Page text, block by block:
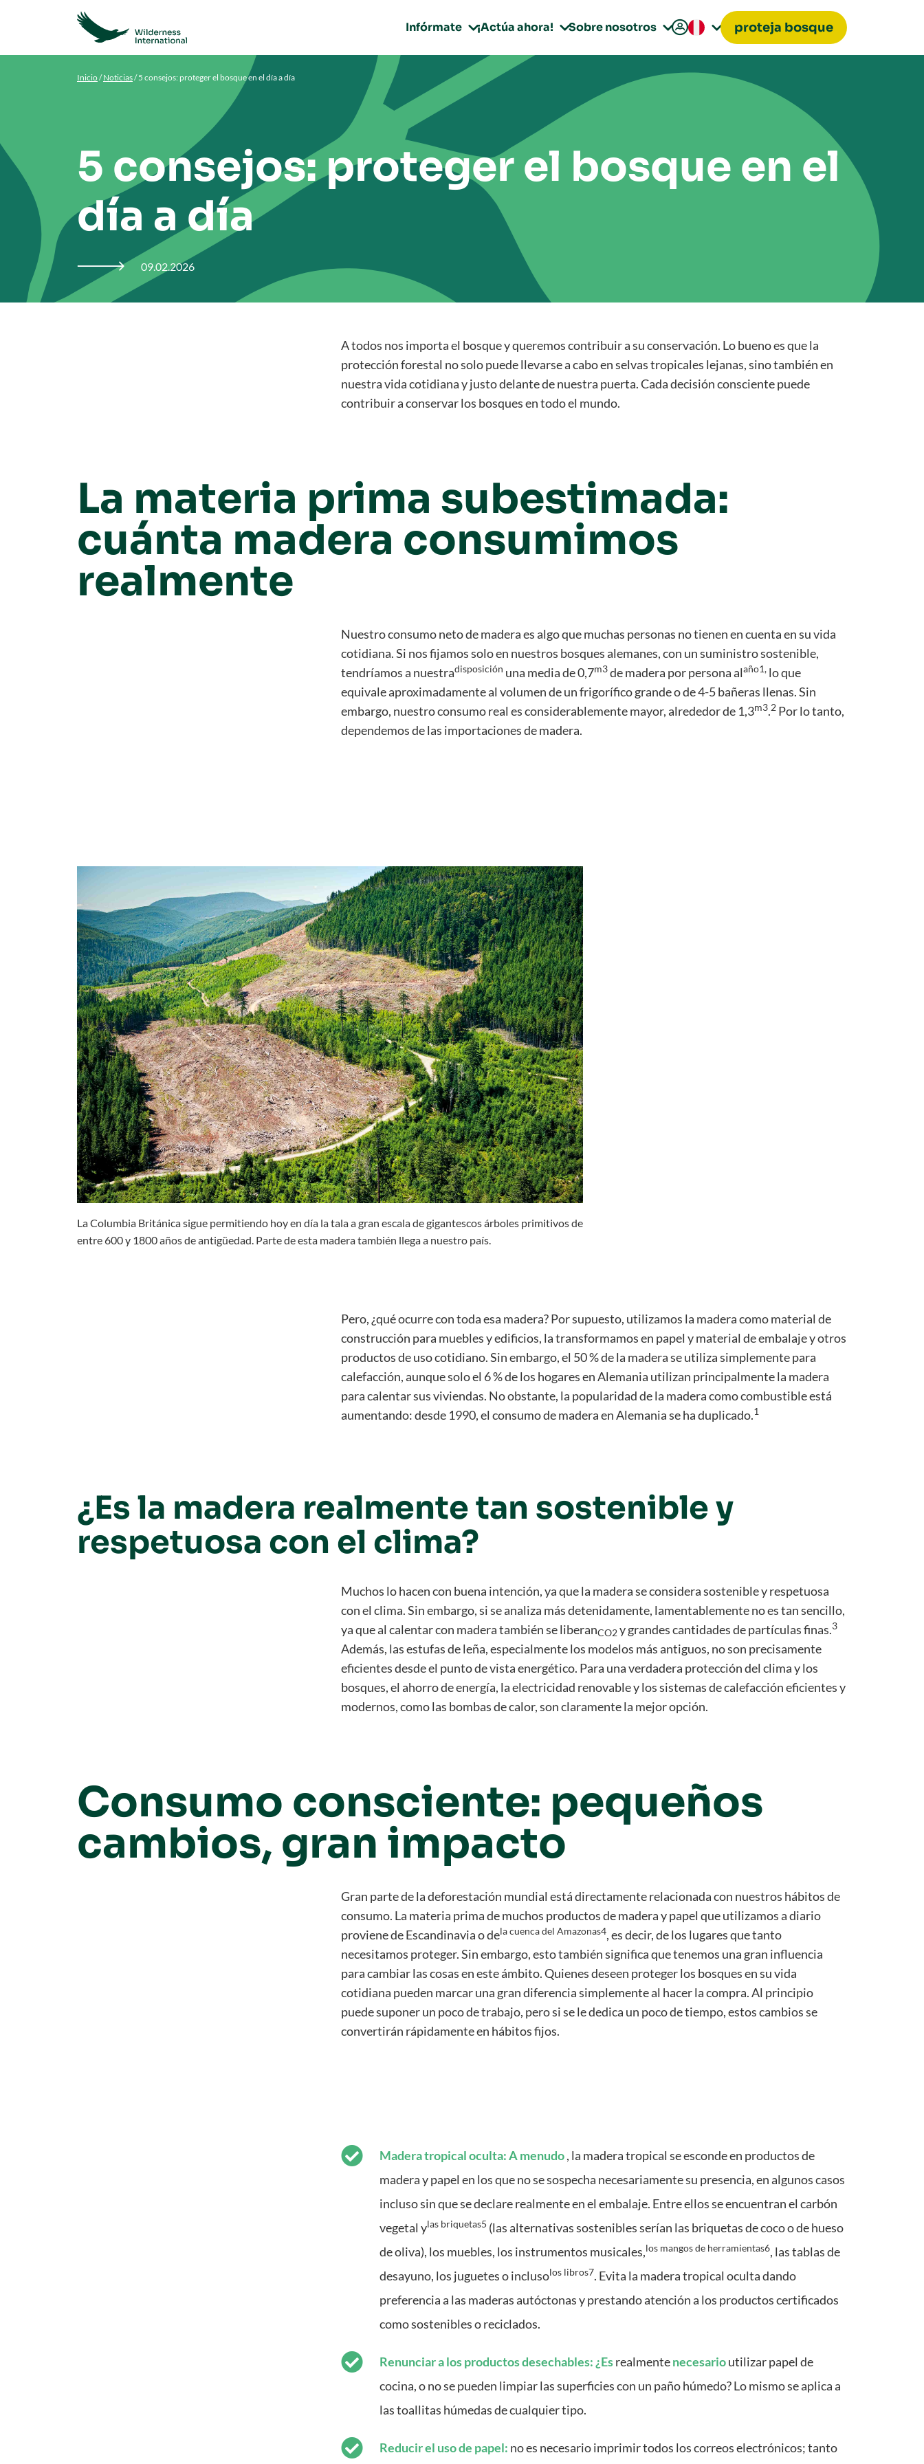
Infórmate ¡Actúa ahora! Sobre nosotros   proteja bosque
Inicio/Noticias/5 consejos: proteger el bosque en el día a día
5 consejos: proteger el bosque en el
día a día
 09.02.2026
A todos nos importa el bosque y queremos contribuir a su conservación. Lo bueno es que la
protección forestal no solo puede llevarse a cabo en selvas tropicales lejanas, sino también en
nuestra vida cotidiana y justo delante de nuestra puerta. Cada decisión consciente puede
contribuir a conservar los bosques en todo el mundo.
La materia prima subestimada:
cuánta madera consumimos
realmente
Nuestro consumo neto de madera es algo que muchas personas no tienen en cuenta en su vida
cotidiana. Si nos fijamos solo en nuestros bosques alemanes, con un suministro sostenible,
tendríamos a nuestradisposición una media de 0,7m3de madera por persona alaño1, lo que
equivale aproximadamente al volumen de un frigorífico grande o de 4-5 bañeras llenas. Sin
embargo, nuestro consumo real es considerablemente mayor, alrededor de 1,3m3.2 Por lo tanto,
dependemos de las importaciones de madera.
La Columbia Británica sigue permitiendo hoy en día la tala a gran escala de gigantescos árboles primitivos de
entre 600 y 1800 años de antigüedad. Parte de esta madera también llega a nuestro país.
Pero, ¿qué ocurre con toda esa madera? Por supuesto, utilizamos la madera como material de
construcción para muebles y edificios, la transformamos en papel y material de embalaje y otros
productos de uso cotidiano. Sin embargo, el 50 % de la madera se utiliza simplemente para
calefacción, aunque solo el 6 % de los hogares en Alemania utilizan principalmente la madera
para calentar sus viviendas. No obstante, la popularidad de la madera como combustible está
aumentando: desde 1990, el consumo de madera en Alemania se ha duplicado.1
¿Es la madera realmente tan sostenible y
respetuosa con el clima?
Muchos lo hacen con buena intención, ya que la madera se considera sostenible y respetuosa
con el clima. Sin embargo, si se analiza más detenidamente, lamentablemente no es tan sencillo,
ya que al calentar con madera también se liberanCO2y grandes cantidades de partículas finas.3
Además, las estufas de leña, especialmente los modelos más antiguos, no son precisamente
eficientes desde el punto de vista energético. Para una verdadera protección del clima y los
bosques, el ahorro de energía, la electricidad renovable y los sistemas de calefacción eficientes y
modernos, como las bombas de calor, son claramente la mejor opción.
Consumo consciente: pequeños
cambios, gran impacto
Gran parte de la deforestación mundial está directamente relacionada con nuestros hábitos de
consumo. La materia prima de muchos productos de madera y papel que utilizamos a diario
proviene de Escandinavia o dela cuenca del Amazonas4, es decir, de los lugares que tanto
necesitamos proteger. Sin embargo, esto también significa que tenemos una gran influencia
para cambiar las cosas en este ámbito. Quienes deseen proteger los bosques en su vida
cotidiana pueden marcar una gran diferencia simplemente al hacer la compra. Al principio
puede suponer un poco de trabajo, pero si se le dedica un poco de tiempo, estos cambios se
convertirán rápidamente en hábitos fijos.
Madera tropical oculta: A menudo, la madera tropical se esconde en productos de
madera y papel en los que no se sospecha necesariamente su presencia, en algunos casos
incluso sin que se declare realmente en el embalaje. Entre ellos se encuentran el carbón
vegetal ylas briquetas5 (las alternativas sostenibles serían las briquetas de coco o de hueso
de oliva), los muebles, los instrumentos musicales,los mangos de herramientas6, las tablas de
desayuno, los juguetes o inclusolos libros7. Evita la madera tropical oculta dando
preferencia a las maderas autóctonas y prestando atención a los productos certificados
como sostenibles o reciclados.
Renunciar a los productos desechables: ¿Esrealmentenecesarioutilizar papel de
cocina, o no se pueden limpiar las superficies con un paño húmedo? Lo mismo se aplica a
las toallitas húmedas de cualquier tipo.
Reducir el uso de papel: no es necesario imprimir todos los correos electrónicos; tanto